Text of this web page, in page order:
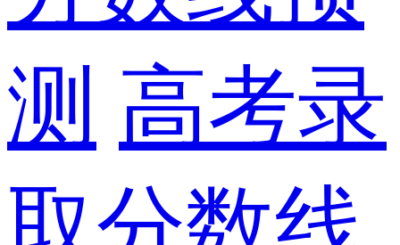
测 高考录